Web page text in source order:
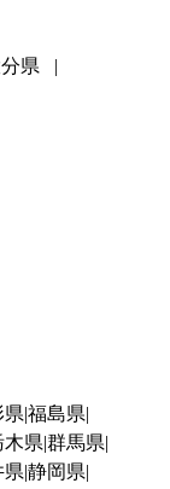
県
県 福島県
木県 群馬県
県 静岡県